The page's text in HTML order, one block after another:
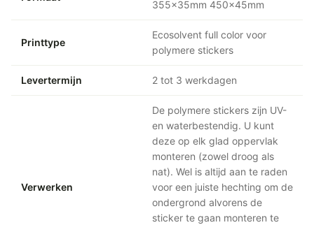
355x35mm 450x45mm
Printtype
Ecosolvent full color voor
polymere stickers
Levertermijn 2 tot 3 werkdagen
Verwerken
De polymere stickers zijn UV-
en waterbestendig. U kunt
deze op elk glad oppervlak
monteren (zowel droog als
nat). Wel is altijd aan te raden
voor een juiste hechting om de
ondergrond alvorens de
sticker te gaan monteren te